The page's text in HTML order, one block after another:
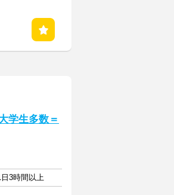
学生多数＝
3時間以上